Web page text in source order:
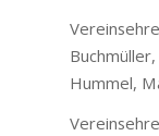
Hummel,